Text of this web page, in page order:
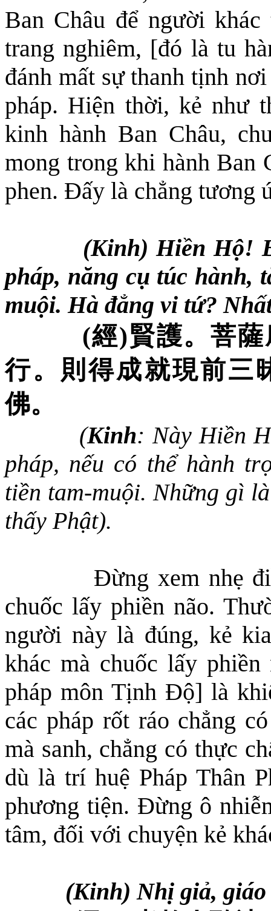
Ban Châu để người
trang nghiêm, [đó là tu
đánh mất sự thanh tịnh
pháp. Hiện thời, kẻ như
kinh hành Ban Châu,
mong trong khi hành Ban
phen. Đấy là chẳng tương
(Kinh) Hiền Hộ!
pháp, năng cụ túc hành,
muội. Hà đẳng vi tứ?
(經)賢護。菩
行。則得成就現前三
佛。
(Kinh: Này Hiền
pháp, nếu có thể hành
tiền tam-muội. Những gì
thấy Phật).
Đừng xem nhẹ
chuốc lấy phiền não.
người này là đúng, kẻ
khác mà chuốc lấy
pháp môn Tịnh Độ] là
các pháp rốt ráo chẳng
mà sanh, chẳng có thực
dù là trí huệ Pháp Thân
phương tiện. Đừng ô
tâm, đối với chuyện kẻ
(Kinh) Nhị giả,